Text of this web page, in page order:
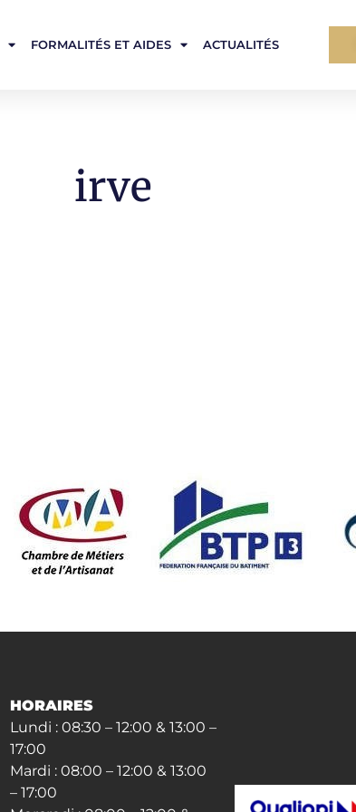
FORMALITÉS ET AIDES ACTUALITÉS
irve
HORAIRES
Lundi : 08:30 – 12:00 & 13:00 –
17:00
Mardi : 08:00 – 12:00 & 13:00
– 17:00